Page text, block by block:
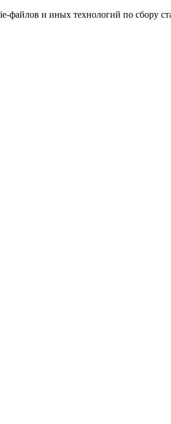
файлов и иных технологий по сбору